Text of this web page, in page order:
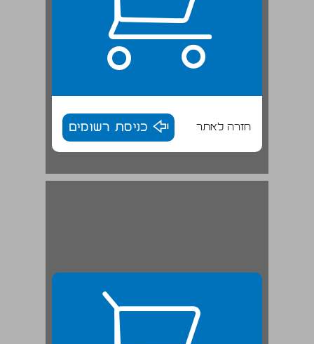
חזרה לאתר כניסת רשומים